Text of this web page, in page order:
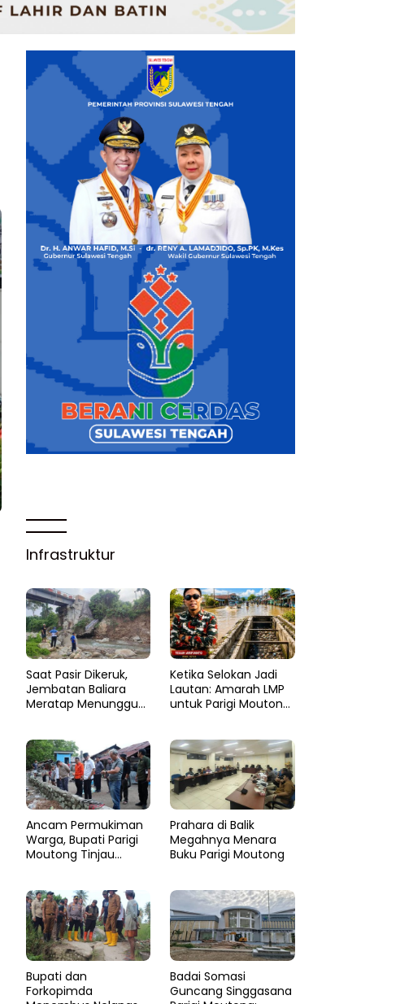
Infrastruktur
Saat Pasir Dikeruk,
Jembatan Baliara
Meratap Menunggu
Ketika Selokan Jadi
Lautan: Amarah LMP
untuk Parigi Moutong
Ancam Permukiman
Warga, Bupati Parigi
Moutong Tinjau
Penanganan Cepat
Prahara di Balik
Megahnya Menara
Buku Parigi Moutong
​Bupati dan
Forkopimda
Badai Somasi
Guncang Singgasana